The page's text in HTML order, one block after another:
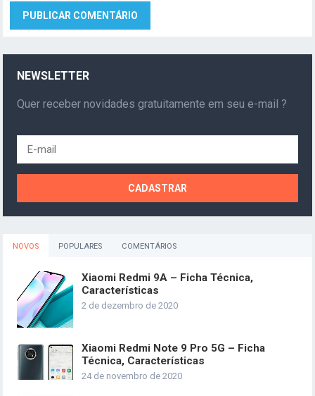
NEWSLETTER
Quer receber novidades gratuitamente em seu e-mail ?
NOVOS POPULARES COMENTÁRIOS
Xiaomi Redmi 9A – Ficha Técnica,
Características
2 de dezembro de 2020
Xiaomi Redmi Note 9 Pro 5G – Ficha
Técnica, Características
24 de novembro de 2020